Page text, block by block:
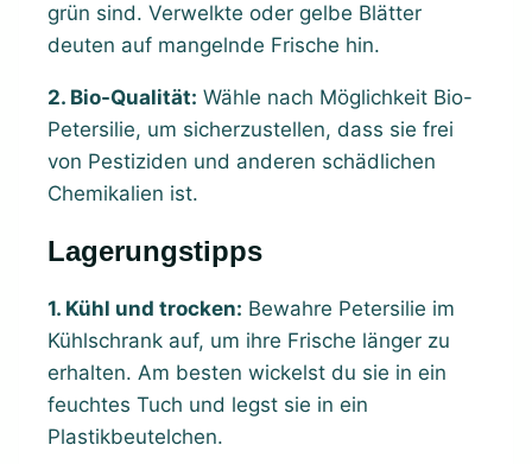
grün sind. Verwelkte oder gelbe Blätter
deuten auf mangelnde Frische hin.
2. Bio-Qualität: Wähle nach Möglichkeit Bio-
Petersilie, um sicherzustellen, dass sie frei
von Pestiziden und anderen schädlichen
Chemikalien ist.
Lagerungstipps
1. Kühl und trocken: Bewahre Petersilie im
Kühlschrank auf, um ihre Frische länger zu
erhalten. Am besten wickelst du sie in ein
feuchtes Tuch und legst sie in ein
Plastikbeutelchen.